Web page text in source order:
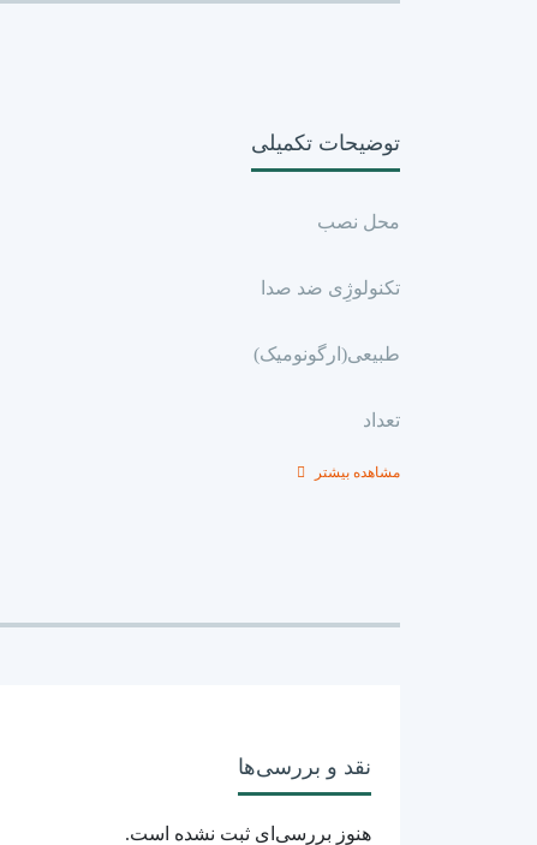
توضیحات تکمیلی
محل نصب
تکنولوژِی ضد صدا
طبیعی(ارگونومیک)
تعداد
سایر ویژگی ها
کشور سازنده
مشاهده بیشتر
نقد و بررسی‌ها
هنوز بررسی‌ای ثبت نشده است.